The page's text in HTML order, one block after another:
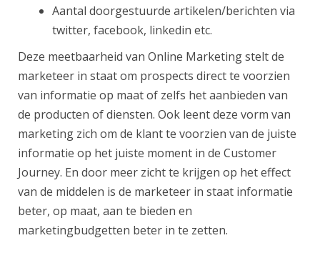
Aantal doorgestuurde artikelen/berichten via
twitter, facebook, linkedin etc.
Deze meetbaarheid van Online Marketing stelt de
marketeer in staat om prospects direct te voorzien
van informatie op maat of zelfs het aanbieden van
de producten of diensten. Ook leent deze vorm van
marketing zich om de klant te voorzien van de juiste
informatie op het juiste moment in de Customer
Journey. En door meer zicht te krijgen op het effect
van de middelen is de marketeer in staat informatie
beter, op maat, aan te bieden en
marketingbudgetten beter in te zetten.